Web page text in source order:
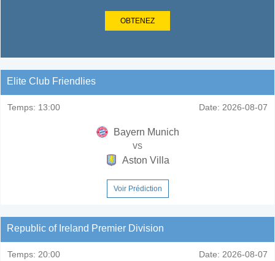
OBTENEZ
Elite Club Friendlies
Temps: 13:00 Date: 2026-08-07
Bayern Munich
vs
Aston Villa
Voir Prédiction
Republic of Ireland Premier Division
Temps: 20:00 Date: 2026-08-07